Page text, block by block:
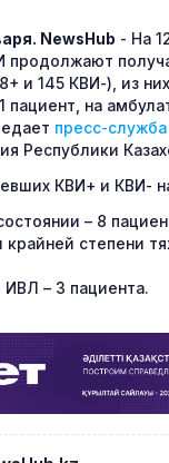
NewsHub - На
продолжают
и 145 КВИ-), из
пациент, на
пресс-служба
Республики
КВИ+ и КВИ-
– 8
крайней степени
ИВЛ – 3 пациента.